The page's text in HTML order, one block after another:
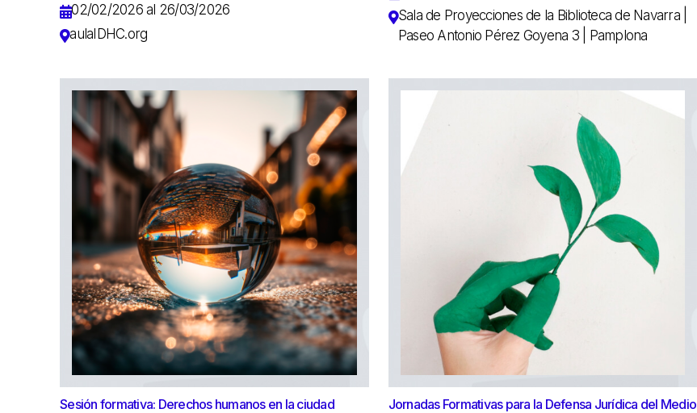
02/02/2026 al 26/03/2026
aulaIDHC.org
Sala de Proyecciones de la Biblioteca de Navarra |
Paseo Antonio Pérez Goyena 3 | Pamplona
Sesión formativa: Derechos humanos en la ciudad
Jornadas Formativas para la Defensa Jurídica del Medio